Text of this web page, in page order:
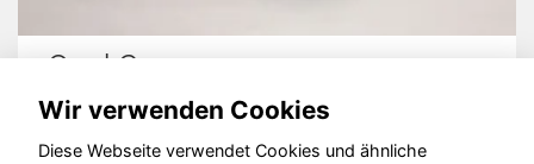
Opel Corsa
Wir verwenden Cookies
Diese Webseite verwendet Cookies und ähnliche